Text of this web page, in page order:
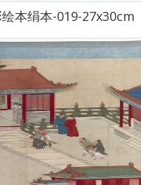
本绢本-019-27x30cm